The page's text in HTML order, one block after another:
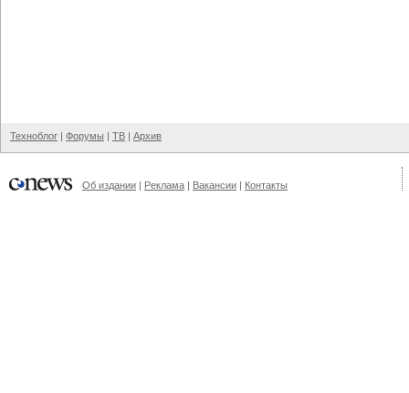
Техноблог | Форумы | ТВ | Архив
Об издании | Реклама | Вакансии | Контакты